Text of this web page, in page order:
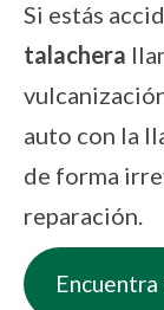
Si estás
talachera
auto con la
de forma
reparación.